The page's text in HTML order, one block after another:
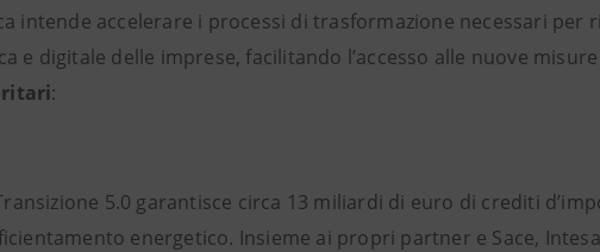
intende accelerare i processi di trasformazione necessari per
e digitale delle imprese, facilitando l’accesso alle nuove misure
:
5.0 garantisce circa 13 miliardi di euro di crediti
energetico. Insieme ai propri partner e Sace,